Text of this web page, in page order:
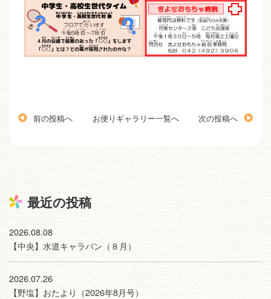
前の投稿へ お便りギャラリー一覧へ 次の投稿へ
最近の投稿
2026.08.08
【中央】水道キャラバン（８月）
2026.07.26
【野塩】おたより（2026年8月号）